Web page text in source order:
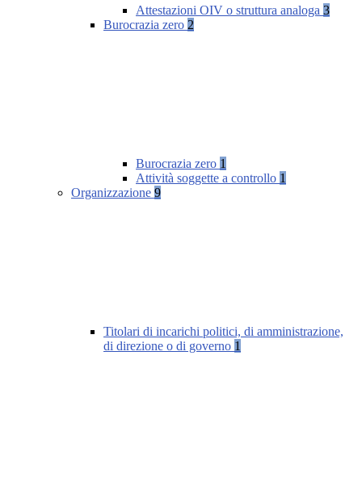
Attestazioni OIV o struttura analoga 3
Burocrazia zero 2
Burocrazia zero 1
Attività soggette a controllo 1
Organizzazione 9
Titolari di incarichi politici, di amministrazione,
di direzione o di governo 1